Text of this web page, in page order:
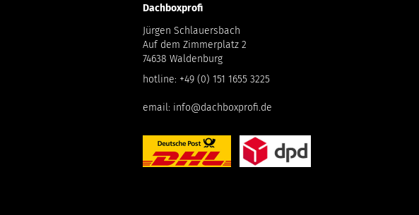
Dachboxprofi
Jürgen Schlauersbach
Auf dem Zimmerplatz 2
74638 Waldenburg
hotline: +49 (0) 151 1655 3225
email: info@dachboxprofi.de